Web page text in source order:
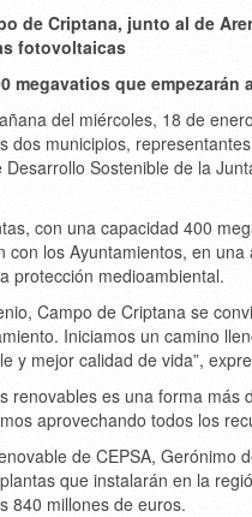
de Criptana, junto al de
fotovoltaicas
megavatios que empezarán
del miércoles, 18 de
dos municipios,
Sostenible de la
con una capacidad 400
con los Ayuntamientos, en
protección medioambiental.
Campo de Criptana se
Iniciamos un camino
y mejor calidad de vida”,
renovables es una forma
aprovechando todos los
de CEPSA,
que instalarán en la
840 millones de euros.